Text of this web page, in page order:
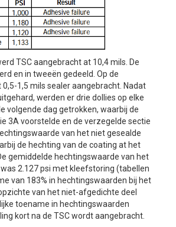
TSC aangebracht at 10,4 mils. De
en in tweeën gedeeld. Op de
0,5-1,5 mils sealer aangebracht. Nadat
werden er drie dollies op elke
volgende dag getrokken, waarbij de
3A voorstelde en de verzegelde sectie
van het niet gesealde
de hechting van de coating at het
gemiddelde hechtingswaarde van het
2.127 psi met kleefstoring (tabellen
van 183% in hechtingswaarden bij het
van het niet-afgedichte deel
toename in hechtingswaarden
kort na de TSC wordt aangebracht.